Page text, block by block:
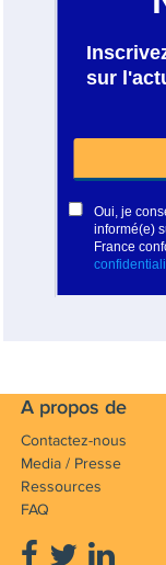
A propos de
Contactez-nous
Media / Presse
Ressources
FAQ